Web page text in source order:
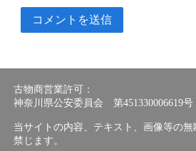
古物商営業許可：
神奈川県公安委員会 第451330006619号
当サイトの内容、テキスト、画像等の無
禁じます。